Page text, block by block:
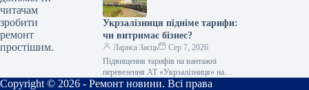
читачам
зробити
ремонт
простішим.
Укрзалізниця підніме тарифи:
чи витримає бізнес?
Лариса Заєць
Сер 7, 2026
Підвищення тарифів на вантажні
перевезення АТ «Укрзалізниця» на
30% із 1 серпня суттєво збільшить
Copyright © 2026 - Ремонт новини. Всі права